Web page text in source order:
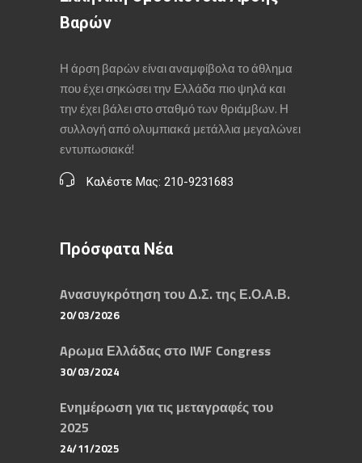
Βαρών
Η άρση βαρών είναι αναμφίβολα το άθλημα
που έχει σηκώσει την Ελλάδα πιο ψηλά και
την έχει βάλει στο σταθμό των θριάμβων. Η
συλλογή από ολυμπιακά μετάλλια μεγαλώνει
εντυπωσιακά!
Καλέστε Μας: 210-9231683
Πρόσφατα Νέα
Aνασυγκρότηση του Δ.Σ. της Ε.Ο.Α.Β.
20/03/2026
Aρωμα Ελλάδας στο IWF Congress
30/03/2024
Eνημέρωση για τις μεταγραφές του
2025
24/11/2025